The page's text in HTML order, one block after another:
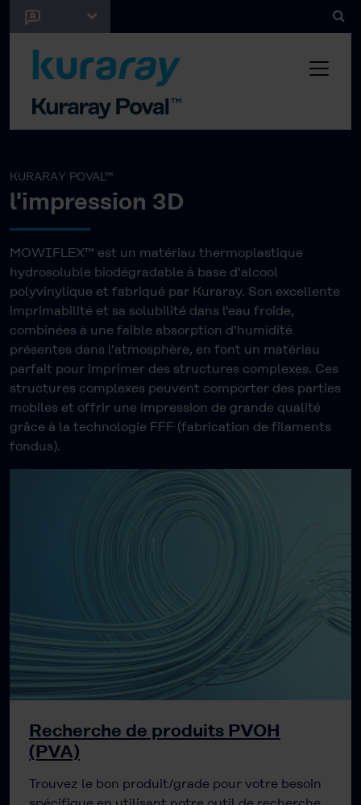
KURARAY POVAL™
l'impression 3D
MOWIFLEX™ est un matériau thermoplastique
hydrosoluble biodégradable à base d'alcool
polyvinylique et fabriqué par Kuraray. Son excellente
imprimabilité et sa solubilité dans l'eau froide,
combinées à une faible absorption d'humidité
présentes dans l'atmosphère, en font un matériau
parfait pour imprimer des structures complexes. Ces
structures complexes peuvent comporter des parties
mobiles et offrir une impression de grande qualité
grâce à la technologie FFF (fabrication de filaments
fondus).
Recherche de produits PVOH
(PVA)
Trouvez le bon produit/grade pour votre besoin